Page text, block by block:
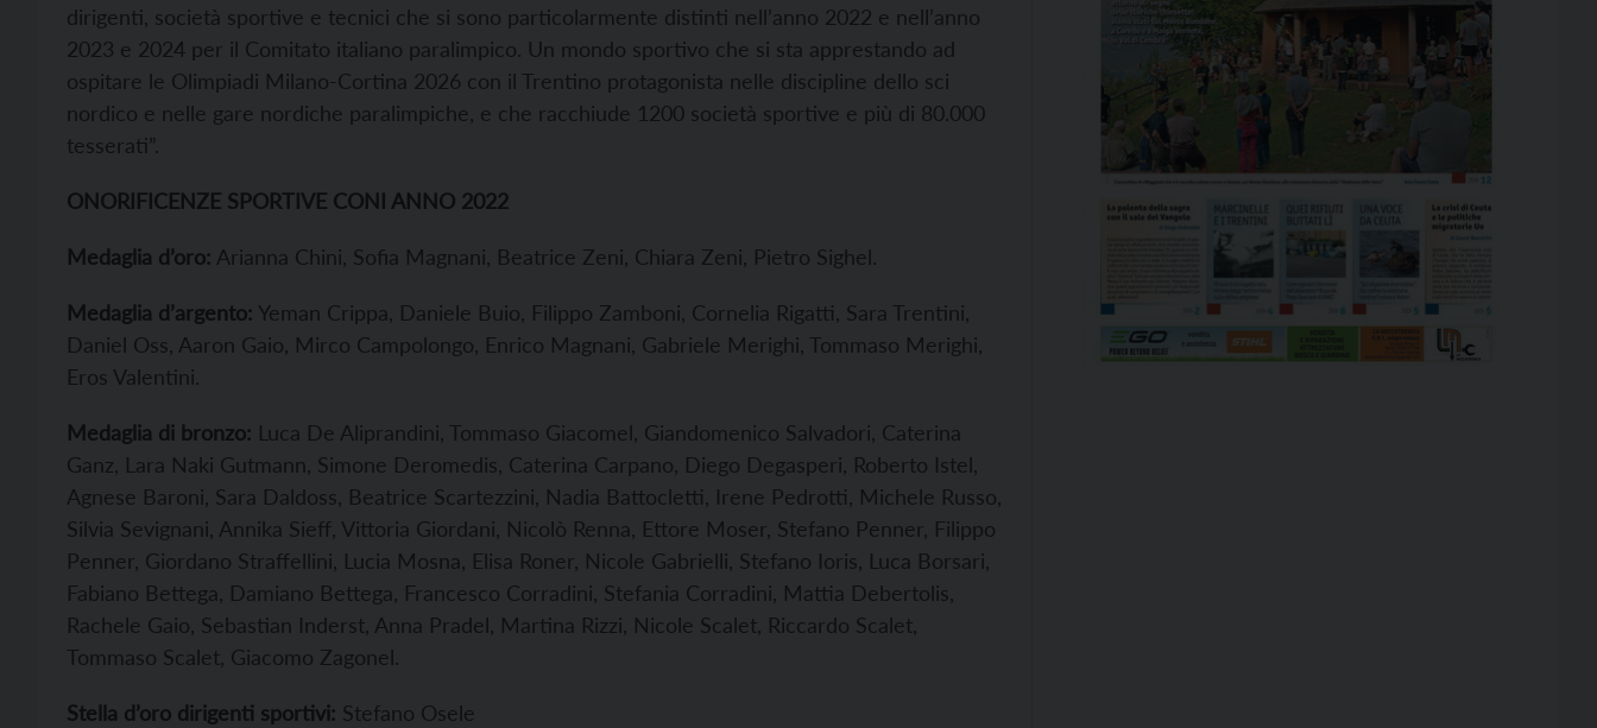
dirigenti, società sportive e tecnici che si sono particolarmente distinti nell’anno 2022 e nell’anno
2023 e 2024 per il Comitato italiano paralimpico. Un mondo sportivo che si sta apprestando ad
ospitare le Olimpiadi Milano-Cortina 2026 con il Trentino protagonista nelle discipline dello sci
nordico e nelle gare nordiche paralimpiche, e che racchiude 1200 società sportive e più di 80.000
tesserati”.
ONORIFICENZE SPORTIVE CONI ANNO 2022
Medaglia d’oro: Arianna Chini, Sofia Magnani, Beatrice Zeni, Chiara Zeni, Pietro Sighel.
Medaglia d’argento: Yeman Crippa, Daniele Buio, Filippo Zamboni, Cornelia Rigatti, Sara Trentini,
Daniel Oss, Aaron Gaio, Mirco Campolongo, Enrico Magnani, Gabriele Merighi, Tommaso Merighi,
Eros Valentini.
Medaglia di bronzo: Luca De Aliprandini, Tommaso Giacomel, Giandomenico Salvadori, Caterina
Ganz, Lara Naki Gutmann, Simone Deromedis, Caterina Carpano, Diego Degasperi, Roberto Istel,
Agnese Baroni, Sara Daldoss, Beatrice Scartezzini, Nadia Battocletti, Irene Pedrotti, Michele Russo,
Silvia Sevignani, Annika Sieff, Vittoria Giordani, Nicolò Renna, Ettore Moser, Stefano Penner, Filippo
Penner, Giordano Straffellini, Lucia Mosna, Elisa Roner, Nicole Gabrielli, Stefano Ioris, Luca Borsari,
Fabiano Bettega, Damiano Bettega, Francesco Corradini, Stefania Corradini, Mattia Debertolis,
Rachele Gaio, Sebastian Inderst, Anna Pradel, Martina Rizzi, Nicole Scalet, Riccardo Scalet,
Tommaso Scalet, Giacomo Zagonel.
Stella d’oro dirigenti sportivi: Stefano Osele